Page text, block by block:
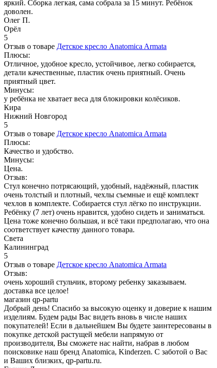
яркий. Сборка легкая, сама собрала за 15 минут. Ребёнок
доволен.
Олег П.
Орёл
5
Отзыв о товаре Детское кресло Anatomica Armata
Плюсы:
Отличное, удобное кресло, устойчивое, легко собирается,
детали качественные, пластик очень приятный. Очень
приятный цвет.
Минусы:
у ребёнка не хватает веса для блокировки колёсиков.
Кира
Нижний Новгород
5
Отзыв о товаре Детское кресло Anatomica Armata
Плюсы:
Качество и удобство.
Минусы:
Цена.
Отзыв:
Стул конечно потрясающий, удобный, надёжный, пластик
очень толстый и плотный, чехлы съемные и ещё комплект
чехлов в комплекте. Собирается стул лёгко по инструкции.
Ребёнку (7 лет) очень нравится, удобно сидеть и заниматься.
Цена тоже конечно большая, и всё таки предполагаю, что она
соответствует качеству данного товара.
Света
Калининград
5
Отзыв о товаре Детское кресло Anatomica Armata
Отзыв:
очень хороший стульчик, второму ребенку заказываем.
доставка все целое!
магазин qp-partu
Добрый день! Спасибо за высокую оценку и доверие к нашим
изделиям. Будем рады Вас видеть вновь в числе наших
покупателей! Если в дальнейшем Вы будете заинтересованы в
покупке детской растущей мебели напрямую от
производителя, Вы сможете нас найти, набрав в любом
поисковике наш бренд Anatomica, Kinderzen. С заботой о Вас
и Ваших близких, qp-partu.ru.